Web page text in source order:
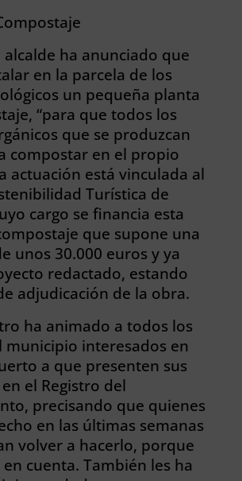
alcalde ha anunciado que
en la parcela de los
un pequeña planta
“para que todos los
que se produzcan
compostar en el propio
actuación está vinculada al
Turística de
cargo se financia esta
que supone una
unos 30.000 euros y ya
redactado, estando
adjudicación de la obra.
ha animado a todos los
municipio interesados en
a que presenten sus
el Registro del
precisando que quienes
en las últimas semanas
volver a hacerlo, porque
cuenta. También les ha